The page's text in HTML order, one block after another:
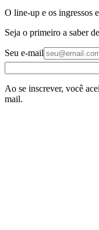
O line-up e os ingressos
Seja o primeiro a saber
Seu e-mail
Ao se inscrever, você
mail.